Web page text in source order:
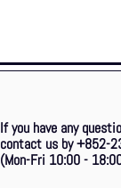
If you have any
contact us by +852-
(Mon-Fri 10:00 -